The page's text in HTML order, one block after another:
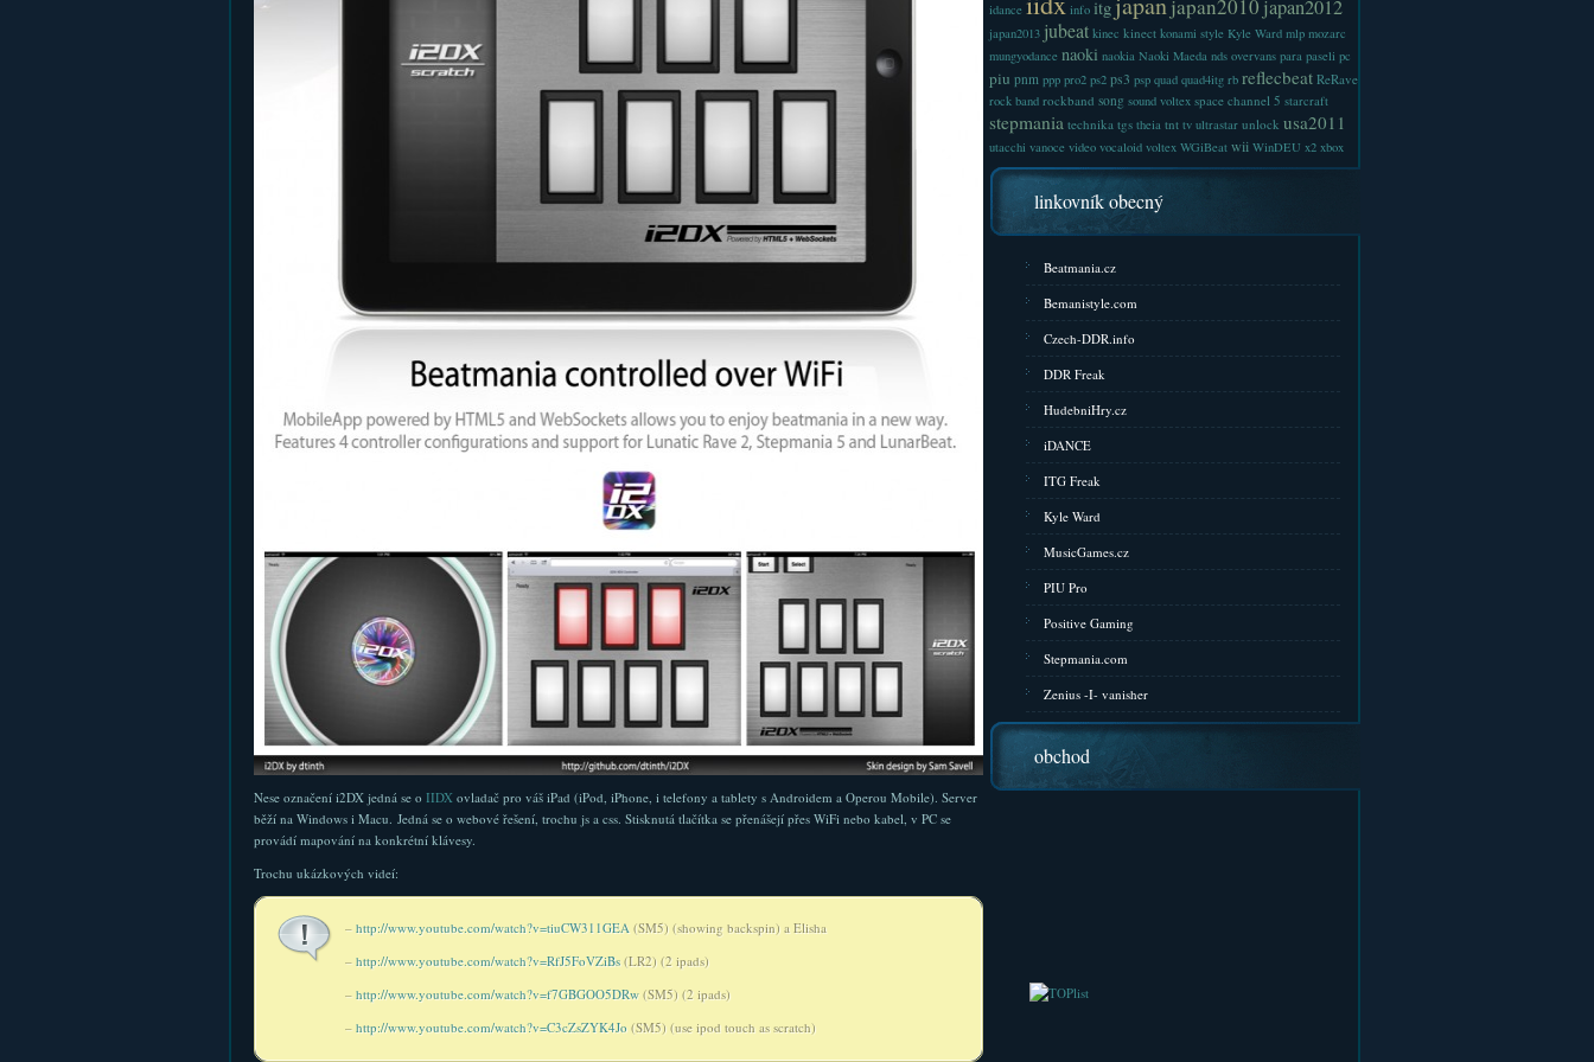
Nese označení i2DX jedná se o IIDXovladač pro váš iPad (iPod, iPhone, i telefony a tablety s Androidem a Operou Mobile). Server
běží na Windows i Macu. Jedná se o webové řešení, trochu js a css. Stisknutá tlačítka se přenášejí přes WiFi nebo kabel, v PC se
provádí mapování na konkrétní klávesy.
Trochu ukázkových videí:
– http://www.youtube.com/watch?v=tiuCW311GEA(SM5) (showing backspin) a Elisha
– http://www.youtube.com/watch?v=RfJ5FoVZiBs(LR2) (2 ipads)
– http://www.youtube.com/watch?v=f7GBGOO5DRw(SM5) (2 ipads)
– http://www.youtube.com/watch?v=C3cZsZYK4Jo(SM5) (use ipod touch as scratch)
idance
info itg japan2010 japan2012
japan2013 jubeat kinec kinect konami style Kyle Ward mlp mozarc
mungyodance naoki naokia Naoki Maeda nds overvans para paseli pc
piu pnm ppp pro2 ps2 ps3 psp quad quad4itg rb reflecbeat ReRave
rock band rockband song sound voltex space channel 5 starcraft
stepmania technika tgs theia tnt tv ultrastar unlock usa2011
utacchi vanoce video vocaloid voltex WGiBeat wii WinDEU x2 xbox
linkovník obecný
Beatmania.cz
Bemanistyle.com
Czech-DDR.info
DDR Freak
HudebniHry.cz
iDANCE
ITG Freak
Kyle Ward
MusicGames.cz
PIU Pro
Positive Gaming
Stepmania.com
Zenius -I- vanisher
obchod